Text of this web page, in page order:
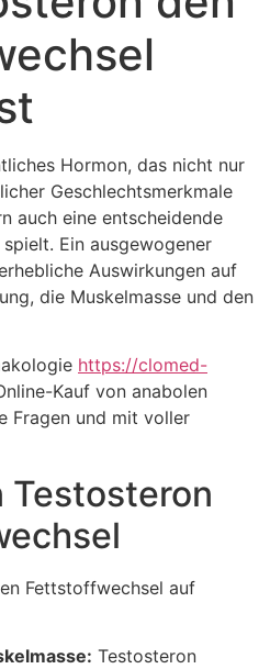
Hormon, das nicht nur
Geschlechtsmerkmale
auch eine entscheidende
Ein ausgewogener
Auswirkungen auf
die Muskelmasse und den
https://clomed-
Kauf von anabolen
Fragen und mit voller
Testosteron
Fettstoffwechsel auf
Testosteron